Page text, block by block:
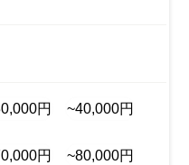
円 ~40,000円
円 ~80,000円